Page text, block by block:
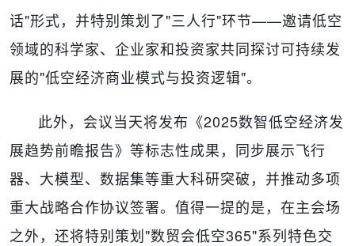
话"形式，并特别策划了"三人行"环节——邀请低空
领域的科学家、企业家和投资家共同探讨可持续发
展的"低空经济商业模式与投资逻辑"。
此外，会议当天将发布《2025数智低空经济发
展趋势前瞻报告》等标志性成果，同步展示飞行
器、大模型、数据集等重大科研突破，并推动多项
重大战略合作协议签署。值得一提的是，在主会场
之外，还将特别策划"数贸会低空365"系列特色交